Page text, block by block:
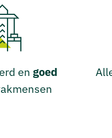
en goed